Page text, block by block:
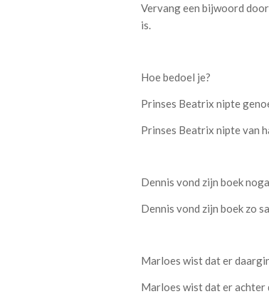
Vervang een bijwoord
is.
Hoe bedoel je?
Prinses Beatrix nipte
Prinses Beatrix nipte van
Dennis vond zijn boek
Dennis vond zijn boek zo
Marloes wist dat er
Marloes wist dat er achter